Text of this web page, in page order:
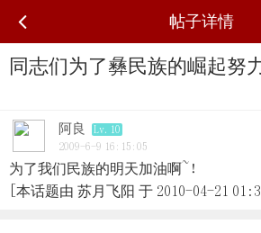
帖子详情
同志们为了彝民族的崛起努
阿良
Lv.10
2009-6-9 16:15:05
为了我们民族的明天加油啊~！
[本话题由 苏月飞阳 于 2010-04-21